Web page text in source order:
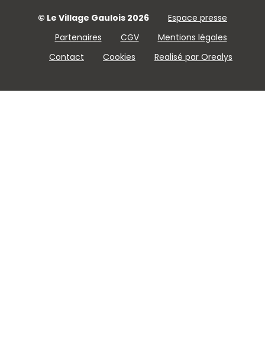
© Le Village Gaulois 2026
Espace presse
Partenaires
CGV
Mentions légales
Contact
Cookies Realisé par Orealys